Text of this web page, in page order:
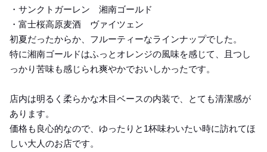
・サンクトガーレン 湘南ゴールド
・富士桜高原麦酒 ヴァイツェン
初夏だったからか、フルーティーなラインナップでした。
特に湘南ゴールドはふっとオレンジの風味を感じて、且つし
っかり苦味も感じられ爽やかでおいしかったです。
店内は明るく柔らかな木目ベースの内装で、とても清潔感が
あります。
価格も良心的なので、ゆったりと1杯味わいたい時に訪れてほ
しい大人のお店です。